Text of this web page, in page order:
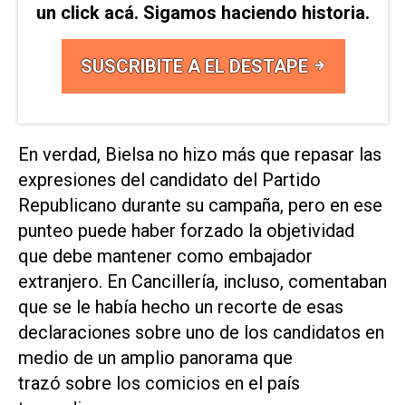
un click acá. Sigamos haciendo historia.
SUSCRIBITE A EL DESTAPE
En verdad, Bielsa no hizo más que repasar las
expresiones del candidato del Partido
Republicano durante su campaña, pero en ese
punteo puede haber forzado la objetividad
que debe mantener como embajador
extranjero. En Cancillería, incluso, comentaban
que se le había hecho un recorte de esas
declaraciones sobre uno de los candidatos en
medio de un amplio panorama que
trazó sobre los comicios en el país